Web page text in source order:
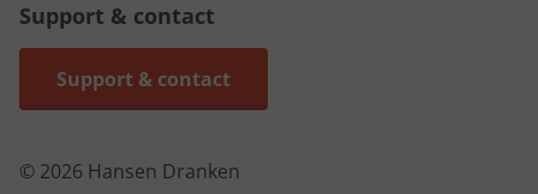
Support & contact
Support & contact
© 2026 Hansen Dranken